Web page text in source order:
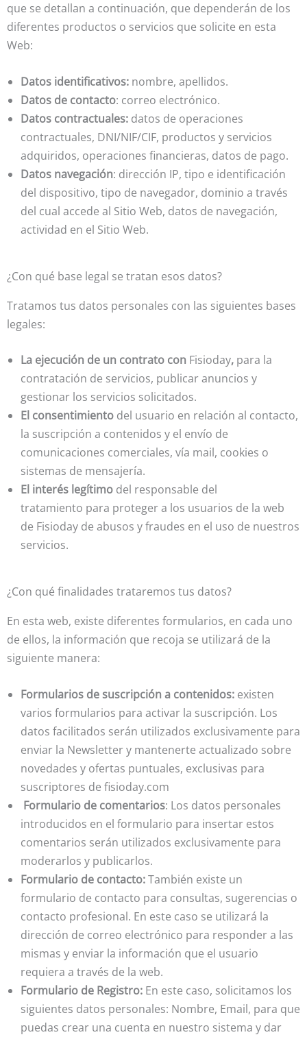
que se detallan a continuación, que dependerán de los
diferentes productos o servicios que solicite en esta
Web:
Datos identificativos: nombre, apellidos.
Datos de contacto: correo electrónico.
Datos contractuales: datos de operaciones
contractuales, DNI/NIF/CIF, productos y servicios
adquiridos, operaciones financieras, datos de pago.
Datos navegación: dirección IP, tipo e identificación
del dispositivo, tipo de navegador, dominio a través
del cual accede al Sitio Web, datos de navegación,
actividad en el Sitio Web.
¿Con qué base legal se tratan esos datos?
Tratamos tus datos personales con las siguientes bases
legales:
La ejecución de un contrato con Fisioday, para la
contratación de servicios, publicar anuncios y
gestionar los servicios solicitados.
El consentimiento del usuario en relación al contacto,
la suscripción a contenidos y el envío de
comunicaciones comerciales, vía mail, cookies o
sistemas de mensajería.
El interés legítimo del responsable del
tratamiento para proteger a los usuarios de la web
de Fisioday de abusos y fraudes en el uso de nuestros
servicios.
¿Con qué finalidades trataremos tus datos?
En esta web, existe diferentes formularios, en cada uno
de ellos, la información que recoja se utilizará de la
siguiente manera:
Formularios de suscripción a contenidos: existen
varios formularios para activar la suscripción. Los
datos facilitados serán utilizados exclusivamente para
enviar la Newsletter y mantenerte actualizado sobre
novedades y ofertas puntuales, exclusivas para
suscriptores de fisioday.com
Formulario de comentarios: Los datos personales
introducidos en el formulario para insertar estos
comentarios serán utilizados exclusivamente para
moderarlos y publicarlos.
Formulario de contacto:También existe un
formulario de contacto para consultas, sugerencias o
contacto profesional. En este caso se utilizará la
dirección de correo electrónico para responder a las
mismas y enviar la información que el usuario
requiera a través de la web.
Formulario de Registro: En este caso, solicitamos los
siguientes datos personales: Nombre, Email, para que
puedas crear una cuenta en nuestro sistema y dar